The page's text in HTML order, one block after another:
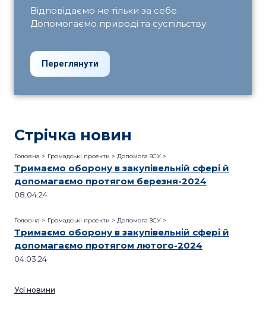
Відповідаємо не тільки за себе.
Допомогаємо природі та суспільству.
Переглянути
Стрічка новин
Головна > Громадські проекти > Допомога ЗСУ >
Тримаємо оборону в закупівельній сфері й
допомагаємо протягом березня-2024
08.04.24
Головна > Громадські проекти > Допомога ЗСУ >
Тримаємо оборону в закупівельній сфері й
допомагаємо протягом лютого-2024
04.03.24
Усі новини